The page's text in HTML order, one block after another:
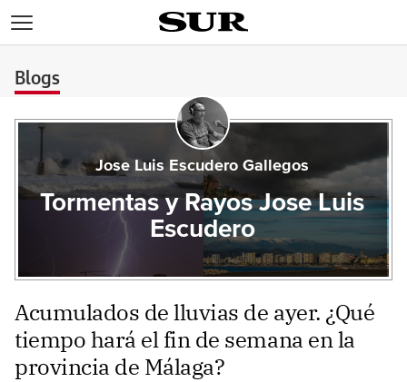
Blogs
Jose Luis Escudero Gallegos
Tormentas y Rayos Jose Luis
Escudero
Acumulados de lluvias de ayer. ¿Qué
tiempo hará el fin de semana en la
provincia de Málaga?